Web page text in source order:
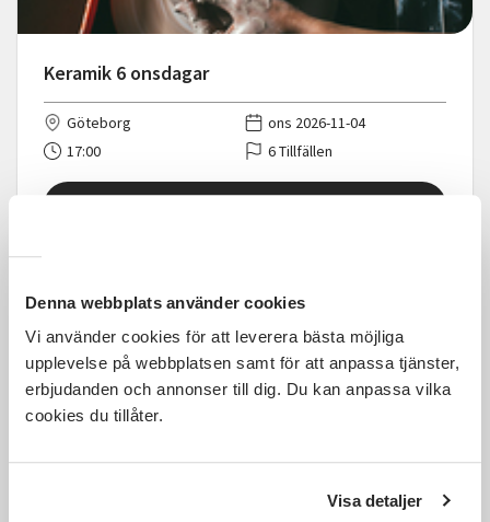
Denna webbplats använder cookies
Vi använder cookies för att leverera bästa möjliga
upplevelse på webbplatsen samt för att anpassa tjänster,
erbjudanden och annonser till dig. Du kan anpassa vilka
cookies du tillåter.
Visa detaljer
Keramik 6 onsdagar
Göteborg
ons 2026-11-04
17:00
6 Tillfällen
Keramik 6 torsdagar
2 190 SEK